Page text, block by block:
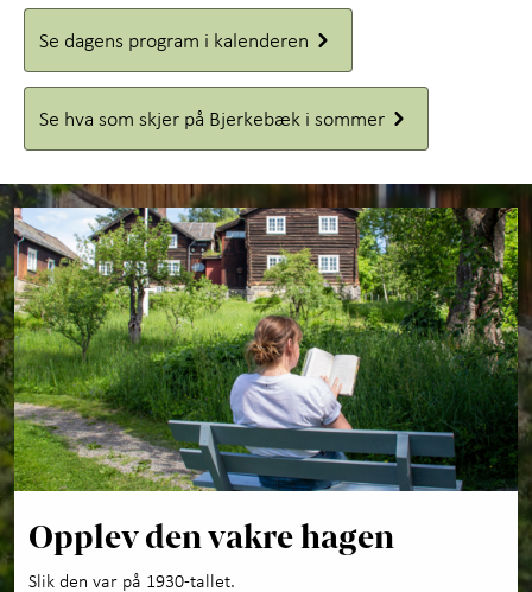
Se dagens program i kalenderen
Se hva som skjer på Bjerkebæk i sommer
Opplev den vakre hagen
Slik den var på 1930-tallet.